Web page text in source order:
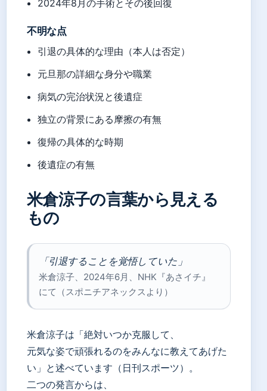
2024年8月の手術とその後回復
不明な点
引退の具体的な理由（本人は否定）
元旦那の詳細な身分や職業
病気の完治状況と後遺症
独立の背景にある摩擦の有無
復帰の具体的な時期
後遺症の有無
米倉涼子の言葉から見える
もの
「引退することを覚悟していた」
米倉涼子、2024年6月、NHK『あさイチ』
にて（スポニチアネックスより）
米倉涼子は「絶対いつか克服して、
元気な姿で頑張れるのをみんなに教えてあげた
い」と述べています（日刊スポーツ）。
二つの発言からは、